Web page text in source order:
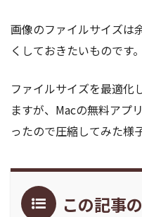
画像のファイルサイズは
くしておきたいものです。
ファイルサイズを最適化
ますが、Macの無料アプ
ったので圧縮してみた様
この記事